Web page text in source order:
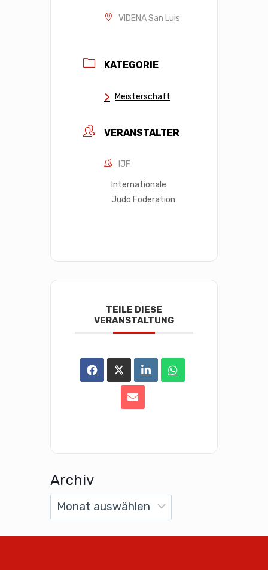
VIDENA San Luis
KATEGORIE
Meisterschaft
VERANSTALTER
IJF
Internationale
Judo Föderation
TEILE DIESE
VERANSTALTUNG
Archiv